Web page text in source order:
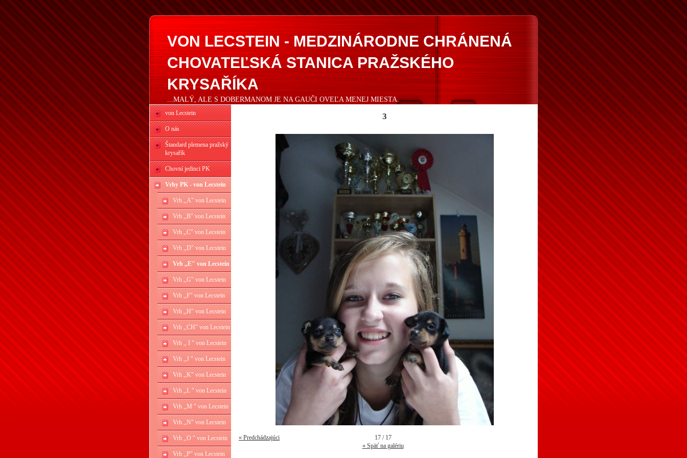
VON LECSTEIN - MEDZINÁRODNE CHRÁNENÁ
CHOVATEĽSKÁ STANICA PRAŽSKÉHO
KRYSAŘÍKA
...MALÝ, ALE S DOBERMANOM JE NA GAUČI OVEĽA MENEJ MIESTA.
von Lecstein
O nás
Štandard plemena pražský
krysařík
Chovní jedinci PK
Vrhy PK - von Lecstein
Vrh ,,A" von Lecstein
Vrh ,,B" von Lecstein
Vrh ,,C" von Lecstein
Vrh ,,D" von Lecstein
Vrh ,,E" von Lecstein
Vrh ,,G" von Lecstein
Vrh ,,F" von Lecstein
Vrh ,,H" von Lecstein
Vrh ,,CH" von Lecstein
Vrh ,, I " von Lecstein
Vrh ,,J " von Lecstein
Vrh ,,K" von Lecstein
Vrh ,,L " von Lecstein
Vrh ,,M " von Lecstein
Vrh ,,N" von Lecstein
Vrh ,,O " von Lecstein
Vrh ,,P" von Lecstein
3
« Predchádzajúci
17 / 17
« Späť na galériu